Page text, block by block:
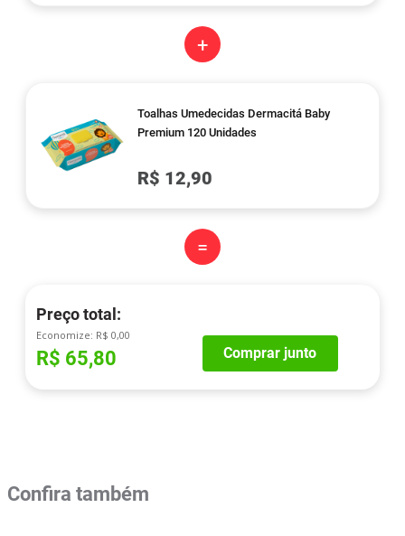
+
Toalhas Umedecidas Dermacitá Baby
Premium 120 Unidades
R$ 12,90
=
Preço total:
Economize: R$ 0,00
R$ 65,80 Comprar junto
Confira também